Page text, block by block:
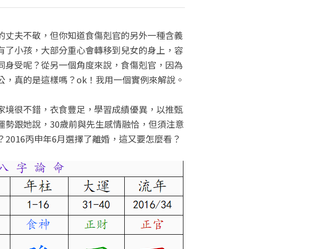
夫不敬，但你知道食傷剋官的另外一種含義
小孩，大部分重心會轉移到兒女的身上，容
受呢？從另一個角度來說，食傷剋官，因為
真的是這樣嗎？ok！我用一個實例來解說。
很不錯，衣食豐足，學習成績優異，以推甄
跟她說，30歲前與先生感情融恰，但須注意
丙申年6月選擇了離婚，這又要怎麼看？